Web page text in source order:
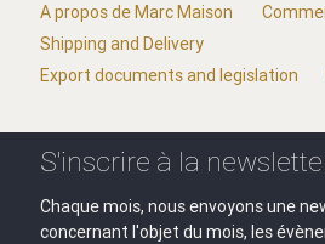
A propos de Marc Maison
Shipping and Delivery
Export documents and legislation
S'inscrire à la
Chaque mois, nous envoyons une
concernant l'objet du mois, les